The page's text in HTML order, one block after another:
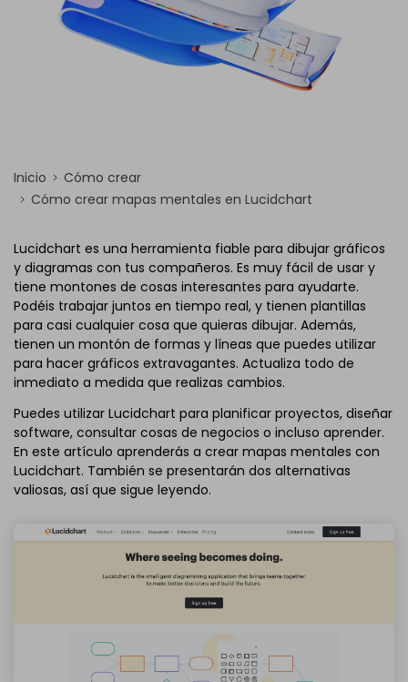
Inicio
Cómo crear
Cómo crear mapas mentales en Lucidchart
Lucidchart es una herramienta fiable para dibujar gráficos
y diagramas con tus compañeros. Es muy fácil de usar y
tiene montones de cosas interesantes para ayudarte.
Podéis trabajar juntos en tiempo real, y tienen plantillas
para casi cualquier cosa que quieras dibujar. Además,
tienen un montón de formas y líneas que puedes utilizar
para hacer gráficos extravagantes. Actualiza todo de
inmediato a medida que realizas cambios.
Puedes utilizar Lucidchart para planificar proyectos, diseñar
software, consultar cosas de negocios o incluso aprender.
En este artículo aprenderás a crear mapas mentales con
Lucidchart. También se presentarán dos alternativas
valiosas, así que sigue leyendo.